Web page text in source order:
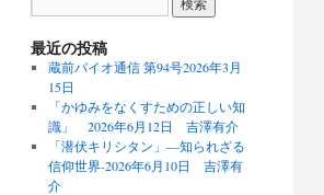
最近の投稿
蔵前バイオ通信 第94号2026年3月
15日
「かゆみをなくすための正しい知
識」 2026年6月12日 吉澤有介
「潜伏キリシタン」—知られざる
信仰世界-2026年6月10日 吉澤有
介